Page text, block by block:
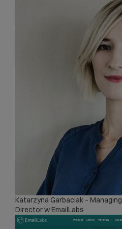
Katarzyna Garbaciak – Managing
Director w EmailLabs